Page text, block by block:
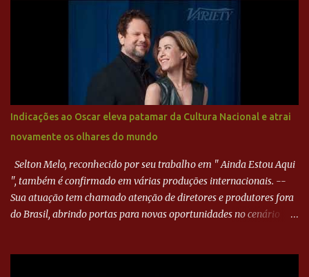
Paraná ampliou a vantagem aos 21 minutos. Éverton Garroni
desviou cruzamento de cabeça e, mesmo de costas, incidiu o canto
direito de Harlei. O goleiro esmeraldino se esticou e até tocou na
bola, mas não o suficiente para desviar sua trajetória. O ataque do
Goiás era nulo, tanto que o Paraná seguiu em cima. Aos 32
minutos, Jefferson cabeceou e Harlei fez grande defesa. Seis
minutos depois, Wellington encheu o pé e quase surpreendeu o
goleiro rival, que novamente defendeu. No fim, Jefferson teve
outra boa chance, mas parou no goleiro. Gol para matar espera...
Indicações ao Oscar eleva patamar da Cultura Nacional e atrai
novamente os olhares do mundo
Selton Melo, reconhecido por seu trabalho em " Ainda Estou Aqui
", também é confirmado em várias produções internacionais. --
Sua atuação tem chamado atenção de diretores e produtores fora
do Brasil, abrindo portas para novas oportunidades no cenário